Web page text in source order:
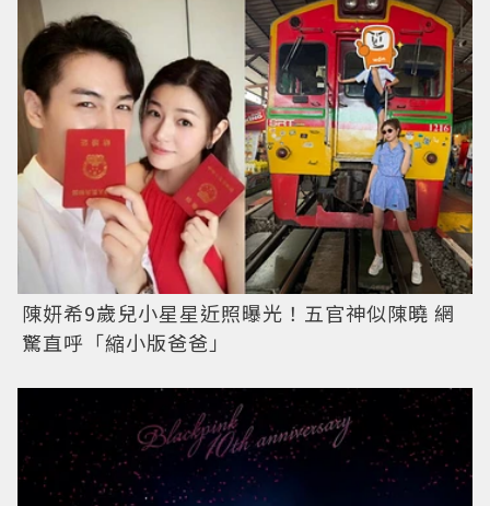
陳妍希9歲兒小星星近照曝光！五官神似陳曉 網
驚直呼「縮小版爸爸」